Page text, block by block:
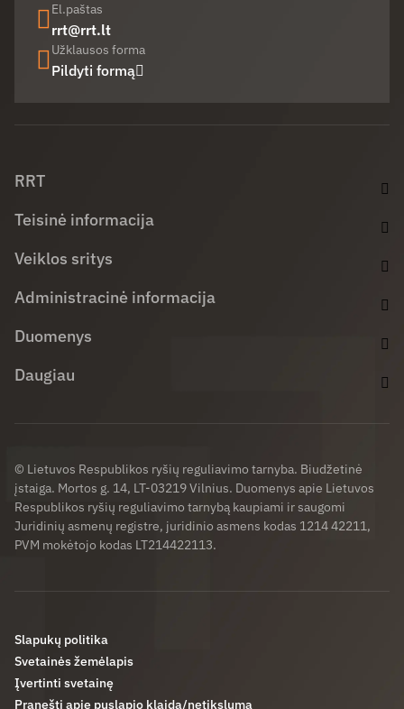
El.paštas
rrt@rrt.lt
Užklausos forma
Pildyti formą
RRT
Teisinė informacija
Veiklos sritys
Administracinė informacija
Duomenys
Daugiau
© Lietuvos Respublikos ryšių reguliavimo tarnyba. Biudžetinė
įstaiga. Mortos g. 14, LT-03219 Vilnius. Duomenys apie Lietuvos
Respublikos ryšių reguliavimo tarnybą kaupiami ir saugomi
Juridinių asmenų registre, juridinio asmens kodas 1214 42211,
PVM mokėtojo kodas LT214422113.
Slapukų politika
Svetainės žemėlapis
Įvertinti svetainę
Pranešti apie puslapio klaidą/netikslumą